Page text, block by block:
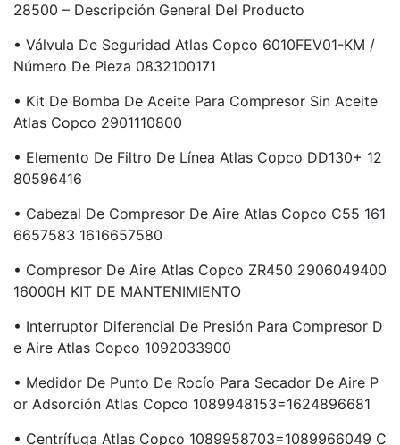
28500 – Descripción General Del Producto
• Válvula De Seguridad Atlas Copco 6010FEV01-KM /
Número De Pieza 0832100171
• Kit De Bomba De Aceite Para Compresor Sin Aceite
Atlas Copco 2901110800
• Elemento De Filtro De Línea Atlas Copco DD130+ 12
80596416
• Cabezal De Compresor De Aire Atlas Copco C55 161
6657583 1616657580
• Compresor De Aire Atlas Copco ZR450 2906049400
16000H KIT DE MANTENIMIENTO
• Interruptor Diferencial De Presión Para Compresor D
E Aire Atlas Copco 1092033900
• Medidor De Punto De Rocío Para Secador De Aire P
Or Adsorción Atlas Copco 1089948153=1624896681
• Centrífuga Atlas Copco 1089958703=1089966049 C